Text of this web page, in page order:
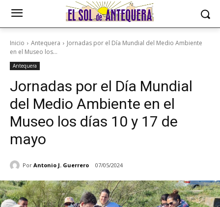
Inicio Antequera
Jornadas por el Día Mundial del Medio Ambiente
en el Museo los...
Antequera
Jornadas por el Día Mundial
del Medio Ambiente en el
Museo los días 10 y 17 de
mayo
Por Antonio J. Guerrero 07/05/2024